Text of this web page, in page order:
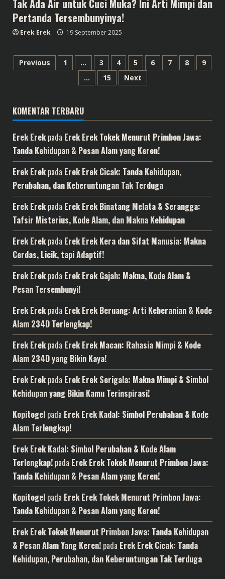
Tak Ada Air untuk Cuci Muka? Ini Arti Mimpi dan
Pertanda Tersembunyinya!
Erek Erek 19 September 2025
Paginasi
Previous 1 … 3 4 5 6 7 8
9
…
15 Next
KOMENTAR TERBARU
Erek Erekpada Erek Erek Tokek Menurut Primbon Jawa:
Tanda Kehidupan & Pesan Alam yang Keren!
Erek Erekpada Erek Erek Cicak: Tanda Kehidupan,
Perubahan, dan Keberuntungan Tak Terduga
Erek Erekpada Erek Erek Binatang Melata & Serangga:
Tafsir Misterius, Kode Alam, dan Makna Kehidupan
Erek Erekpada Erek Erek Kera dan Sifat Manusia: Makna
Cerdas, Licik, tapi Adaptif!
Erek Erekpada Erek Erek Gajah: Makna, Kode Alam &
Pesan Tersembunyi!
Erek Erekpada Erek Erek Beruang: Arti Keberanian & Kode
Alam 234D Terlengkap!
Erek Erekpada Erek Erek Macan: Rahasia Mimpi & Kode
Alam 234D yang Bikin Kaya!
Erek Erekpada Erek Erek Serigala: Makna Mimpi & Simbol
Kehidupan yang Bikin Kamu Terinspirasi!
Kopitogel pada Erek Erek Kadal: Simbol Perubahan & Kode
Alam Terlengkap!
Erek Erek Kadal: Simbol Perubahan & Kode Alam
Terlengkap! pada Erek Erek Tokek Menurut Primbon Jawa:
Tanda Kehidupan & Pesan Alam yang Keren!
Kopitogel pada Erek Erek Tokek Menurut Primbon Jawa:
Tanda Kehidupan & Pesan Alam yang Keren!
Erek Erek Tokek Menurut Primbon Jawa: Tanda Kehidupan
& Pesan Alam Yang Keren! pada Erek Erek Cicak: Tanda
Kehidupan, Perubahan, dan Keberuntungan Tak Terduga